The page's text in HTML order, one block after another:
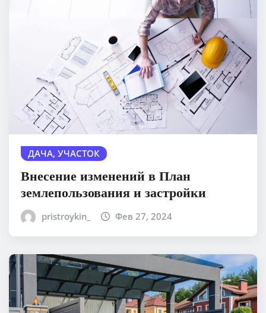
ДАЧА, УЧАСТОК
Внесение изменений в План
землепользования и застройки
pristroykin_ Фев 27, 2024